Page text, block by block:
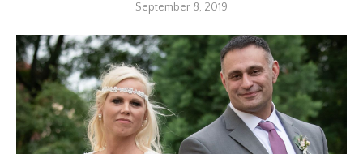
September 8, 2019